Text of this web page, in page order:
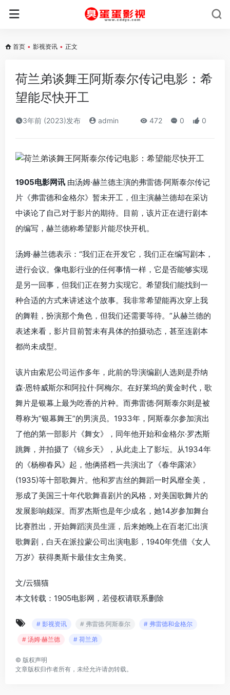
首页 • 影视资讯 • 正文
荷兰弟谈舞王阿斯泰尔传记电影：希
望能尽快开工
3年前 (2023)发布 admin 472 0 0
1905电影网讯 由汤姆·赫兰德主演的弗雷德·阿斯泰尔传记
片《弗雷德和金格尔》暂未开工，但主演赫兰德却在采访
中谈论了自己对于影片的期待。目前，该片正在进行剧本
的编写，赫兰德称希望影片能尽快开机。
汤姆·赫兰德表示：“我们正在开发它，我们正在编写剧本，
进行会议。像电影行业的任何事情一样，它是否能够实现
是另一回事，但我们正在努力实现它。希望我们能找到一
种合适的方式来讲述这个故事。我非常希望能再次穿上我
的舞鞋，扮演那个角色，但我们还需要等待。”从赫兰德的
表述来看，影片目前暂未有具体的拍摄动态，甚至连剧本
都尚未成型。
该片由索尼公司运作多年，此前的导演编剧人选则是乔纳
森·恩特威斯尔和阿拉什·阿梅尔。在好莱坞的黄金时代，歌
舞片是银幕上最为吃香的片种。而弗雷德·阿斯泰尔则是被
尊称为“银幕舞王”的男演员。1933年，阿斯泰尔参加演出
了他的第一部影片《舞女》，同年他开始和金格尔·罗杰斯
跳舞，并拍摄了《锦乡天》，从此走上了影坛。从1934年
的《杨柳春风》起，他俩搭档一共演出了《春华露浓》
(1935)等十部歌舞片。他和罗吉丝的舞蹈一时风靡全美，
形成了美国三十年代歌舞喜剧片的风格，对美国歌舞片的
发展影响颇深。而罗杰斯也是年少成名，她14岁参加舞台
比赛胜出，开始舞蹈演员生涯，后来她晚上在百老汇出演
歌舞剧，白天在派拉蒙公司出演电影，1940年凭借《女人
万岁》获得奥斯卡最佳女主角奖。
文/云猫猫
本文转载：1905电影网，若侵权请联系删除
# 影视资讯 # 弗雷德·阿斯泰尔
# 弗雷德和金格尔
# 汤姆·赫兰德
# 荷兰弟
© 版权声明
文章版权归作者所有，未经允许请勿转载。